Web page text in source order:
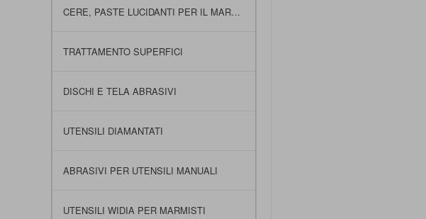
CERE, PASTE LUCIDANTI PER IL MARMO E FELTRI
TRATTAMENTO SUPERFICI
DISCHI E TELA ABRASIVI
UTENSILI DIAMANTATI
ABRASIVI PER UTENSILI MANUALI
UTENSILI WIDIA PER MARMISTI